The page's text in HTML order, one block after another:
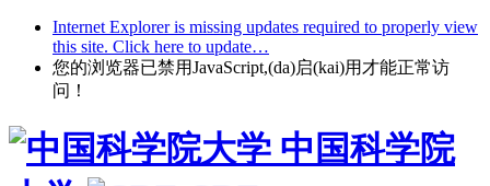
Internet Explorer is missing updates required to properly view
this site. Click here to update…
您的浏览器已禁用JavaScript,(da)启(kai)用才能正常访
问！
中国科学院